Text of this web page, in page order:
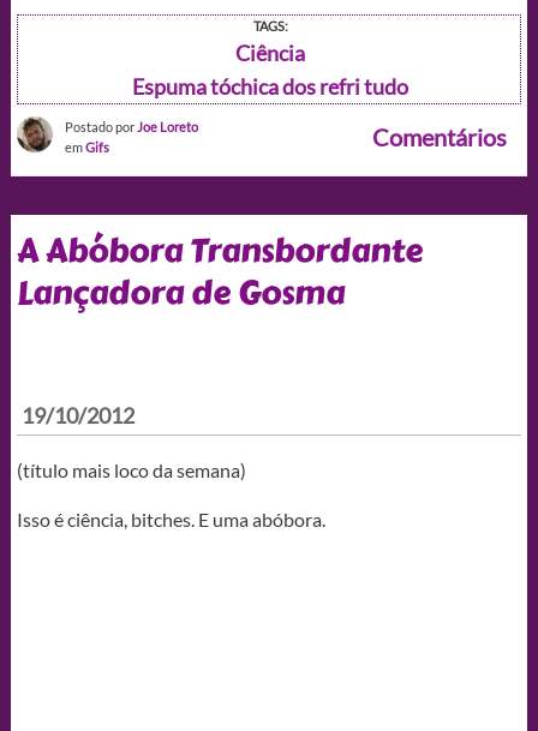
TAGS:
Ciência
Espuma tóchica dos refri tudo
Postado por Joe Loreto
emGifs Comentários
A Abóbora Transbordante
Lançadora de Gosma
19/10/2012
(título mais loco da semana)
Isso é ciência, bitches. E uma abóbora.